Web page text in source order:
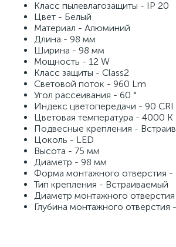
Класс пылевлагозащиты - IP 20
Цвет - Белый
Материал - Алюминий
Длина - 98 мм
Ширина - 98 мм
Мощность - 12 W
Класс защиты - Class2
Световой поток - 960 Lm
Угол рассеивания - 60 °
Индекс цветопередачи - 90 CRI
Цветовая температура - 4000 K
Подвесные крепления -
Цоколь - LED
Высота - 75 мм
Диаметр - 98 мм
Форма монтажного отверстия -
Тип крепления - Встраиваемый
Диаметр монтажного
Глубина монтажного отверстия